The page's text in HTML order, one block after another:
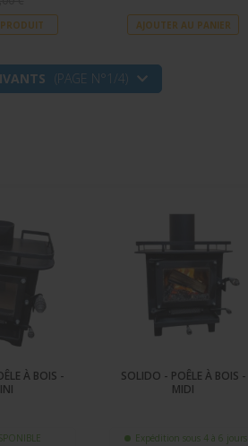
AJOUTER AU PANIER
(PAGE N°1/4)
À BOIS -
SOLIDO - POÊLE À BOIS -
MIDI
Expédition sous 4 à 6 jours